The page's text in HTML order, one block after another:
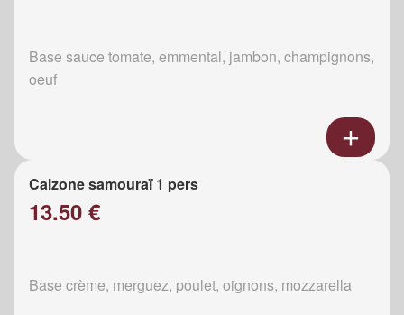
Base sauce tomate, emmental, jambon, champignons,
oeuf
Calzone samouraï 1 pers
13.50 €
Base crème, merguez, poulet, oignons, mozzarella